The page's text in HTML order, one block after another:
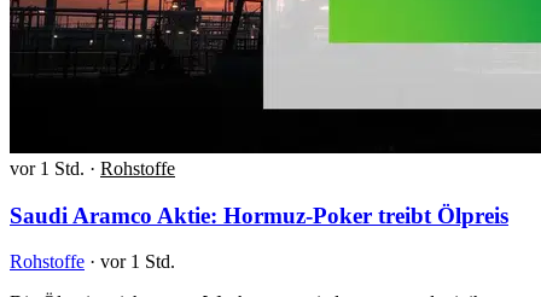
vor 1 Std. · Rohstoffe
Saudi Aramco Aktie: Hormuz-Poker treibt Ölpreis
Rohstoffe · vor 1 Std.